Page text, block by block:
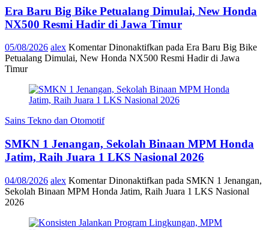
Era Baru Big Bike Petualang Dimulai, New Honda
NX500 Resmi Hadir di Jawa Timur
05/08/2026 alex Komentar Dinonaktifkan pada Era Baru Big Bike
Petualang Dimulai, New Honda NX500 Resmi Hadir di Jawa
Timur
Sains Tekno dan Otomotif
SMKN 1 Jenangan, Sekolah Binaan MPM Honda
Jatim, Raih Juara 1 LKS Nasional 2026
04/08/2026 alex Komentar Dinonaktifkan pada SMKN 1 Jenangan,
Sekolah Binaan MPM Honda Jatim, Raih Juara 1 LKS Nasional
2026